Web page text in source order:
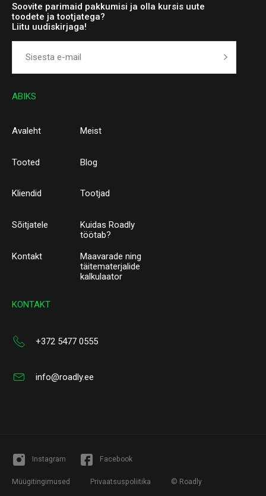
Soovite parimaid pakkumisi ja olla kursis uute
toodete ja tootjatega?
Liitu uudiskirjaga!
ABIKS
Avaleht Meist
Tooted Blog
Kliendid Tootjad
Sõitjatele
Kuidas Roadly
töötab?
Kontakt
Maavarade ning
täitematerjalide
kalkulaator
KONTAKT
+372 5477 0555
info@roadly.ee
Instagram Facebook
Müügitingimused Privaatsuspoliitika © Roadly